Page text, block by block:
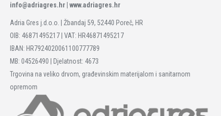
info@adriagres.hr | www.adriagres.hr
Adria Gres j.d.o.o. | Žbandaj 59, 52440 Poreč, HR
OIB: 46871495217 | VAT: HR46871495217
IBAN: HR7924020061100777789
MB: 04526490 | Djelatnost: 4673
Trgovina na veliko drvom, građevinskim materijalom i sanitarnom
opremom